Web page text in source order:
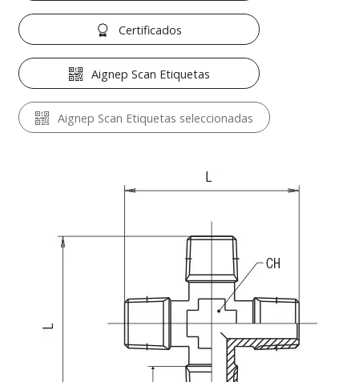
Certificados
Aignep Scan Etiquetas
Aignep Scan Etiquetas seleccionadas